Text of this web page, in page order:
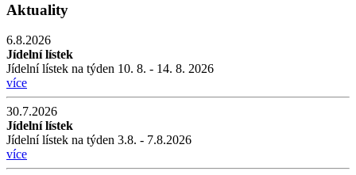
Aktuality
6.8.2026
Jídelní lístek
Jídelní lístek na týden 10. 8. - 14. 8. 2026
více
30.7.2026
Jídelní lístek
Jídelní lístek na týden 3.8. - 7.8.2026
více